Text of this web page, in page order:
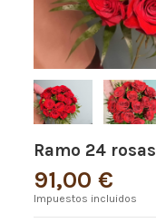
Ramo 24 rosas
91,00 €
Impuestos incluidos